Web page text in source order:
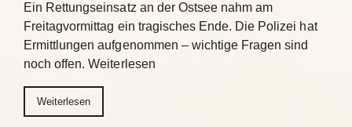
Ein Rettungseinsatz an der Ostsee nahm am
Freitagvormittag ein tragisches Ende. Die Polizei hat
Ermittlungen aufgenommen – wichtige Fragen sind
noch offen. Weiterlesen
Weiterlesen